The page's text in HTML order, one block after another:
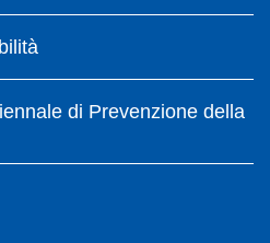
di Prevenzione della